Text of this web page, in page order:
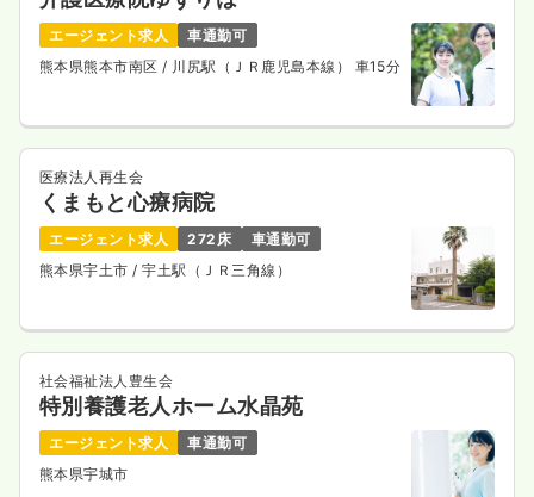
エージェント求人
車通勤可
熊本県熊本市南区 / 川尻駅（ＪＲ鹿児島本線） 車15分
医療法人再生会
くまもと心療病院
エージェント求人 272床
車通勤可
熊本県宇土市 / 宇土駅（ＪＲ三角線）
社会福祉法人豊生会
特別養護老人ホーム水晶苑
エージェント求人
車通勤可
熊本県宇城市